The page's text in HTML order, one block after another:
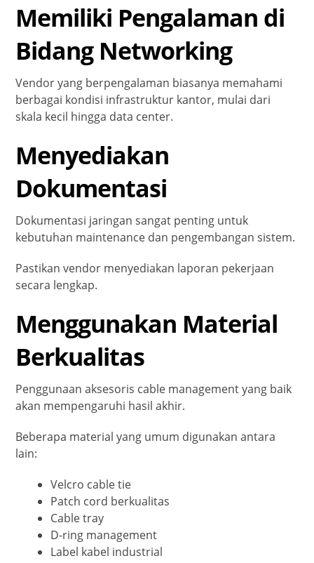
Memiliki Pengalaman di
Bidang Networking
Vendor yang berpengalaman biasanya memahami
berbagai kondisi infrastruktur kantor, mulai dari
skala kecil hingga data center.
Menyediakan
Dokumentasi
Dokumentasi jaringan sangat penting untuk
kebutuhan maintenance dan pengembangan sistem.
Pastikan vendor menyediakan laporan pekerjaan
secara lengkap.
Menggunakan Material
Berkualitas
Penggunaan aksesoris cable management yang baik
akan mempengaruhi hasil akhir.
Beberapa material yang umum digunakan antara
lain:
Velcro cable tie
Patch cord berkualitas
Cable tray
D-ring management
Label kabel industrial